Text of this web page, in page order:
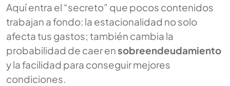
Aquí entra el “secreto” que pocos contenidos
trabajan a fondo: la estacionalidad no solo
afecta tus gastos; también cambia la
probabilidad de caer ensobreendeudamiento
y la facilidad para conseguir mejores
condiciones.